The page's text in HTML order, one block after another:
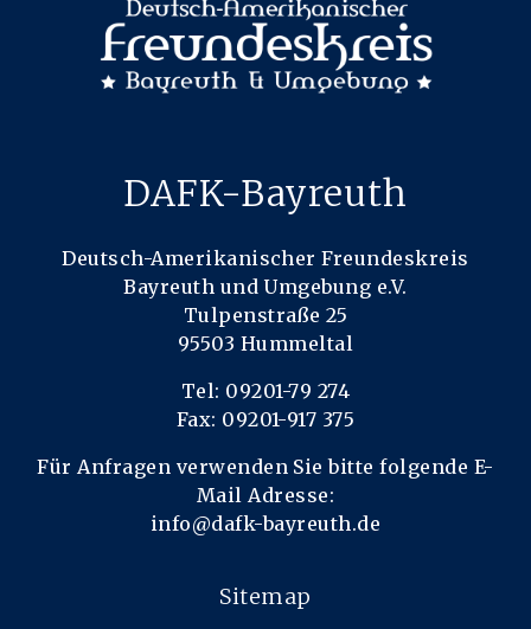
DAFK-Bayreuth
Deutsch-Amerikanischer Freundeskreis
Bayreuth und Umgebung e.V.
Tulpenstraße 25
95503 Hummeltal
Tel: 09201-79 274
Fax: 09201-917 375
Für Anfragen verwenden Sie bitte folgende E-
Mail Adresse:
info@dafk-bayreuth.de
Sitemap